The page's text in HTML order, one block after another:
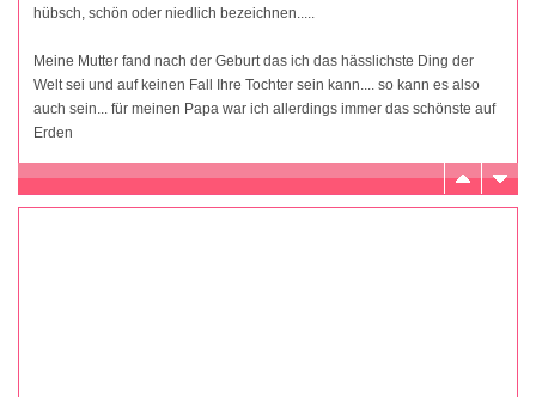
hübsch, schön oder niedlich bezeichnen.....
Meine Mutter fand nach der Geburt das ich das hässlichste Ding der
Welt sei und auf keinen Fall Ihre Tochter sein kann.... so kann es also
auch sein... für meinen Papa war ich allerdings immer das schönste auf
Erden